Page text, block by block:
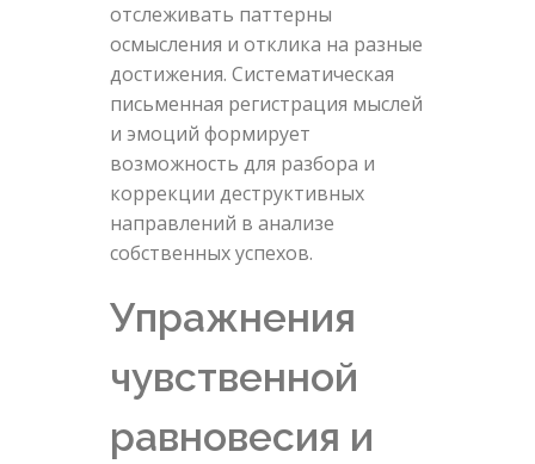
отслеживать паттерны
осмысления и отклика на разные
достижения. Систематическая
письменная регистрация мыслей
и эмоций формирует
возможность для разбора и
коррекции деструктивных
направлений в анализе
собственных успехов.
Упражнения
чувственной
равновесия и